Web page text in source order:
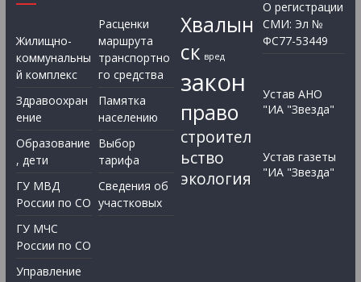
Жилищно-
коммунальны
й комплекс
Здравоохран
ение
Образование
, дети
ГУ МВД
России по СО
ГУ МЧС
России по СО
Управление
Расценки
маршрута
транспортно
го средства
Памятка
населению
Выбор
тарифа
Сведения об
участковых
Хвалын
ск вред
закон
право
строител
ьство
экология
О регистрации
СМИ: Эл №
ФС77-53449
Устав АНО
"ИА "Звезда"
Устав газеты
"ИА "Звезда"